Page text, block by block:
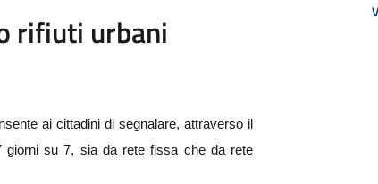
rifiuti urbani
ai cittadini di segnalare, attraverso il
giorni su 7, sia da rete fissa che da rete